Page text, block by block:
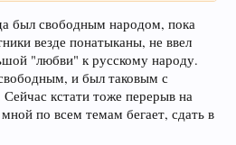
был свободным народом, пока
везде понатыканы, не ввел
"любви" к русскому народу.
и был таковым с
кстати тоже перерыв на
по всем темам бегает, сдать в